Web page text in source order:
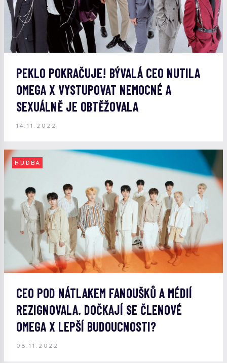
PEKLO POKRAČUJE! BÝVALÁ CEO NUTILA
OMEGA X VYSTUPOVAT NEMOCNÉ A
SEXUÁLNĚ JE OBTĚŽOVALA
14.11.2022
HUDBA
CEO POD NÁTLAKEM FANOUŠKŮ A MÉDIÍ
REZIGNOVALA. DOČKAJÍ SE ČLENOVÉ
OMEGA X LEPŠÍ BUDOUCNOSTI?
08.11.2022